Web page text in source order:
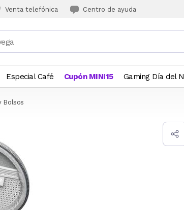
Venta telefónica Centro de ayuda
Especial Café Cupón MINI15 Gaming Día del
Bolsos